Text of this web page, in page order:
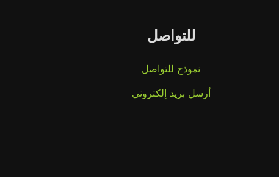
للتواصل
نموذج للتواصل
أرسل بريد إلكتروني